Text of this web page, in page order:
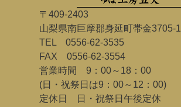
〒409-2403
山梨県南巨摩郡身延町帯金3705-1
TEL 0556-62-3535
FAX 0556-62-3554
営業時間 9：00～18：00
(日・祝祭日は9：00～12：00)
定休日 日・祝祭日午後定休